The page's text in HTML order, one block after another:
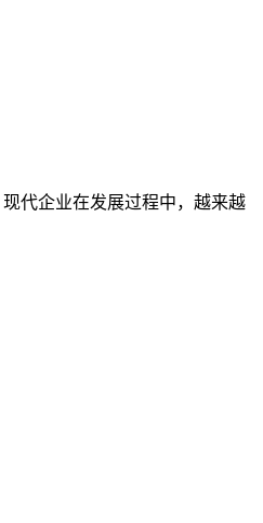
代企业在发展过程中，越来越